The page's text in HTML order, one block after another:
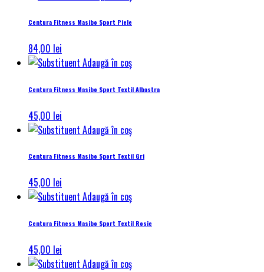
Centura Fitness Masibo Sport Piele
84,00 lei
Adaugă în coș
Centura Fitness Masibo Sport Textil Albastra
45,00 lei
Adaugă în coș
Centura Fitness Masibo Sport Textil Gri
45,00 lei
Adaugă în coș
Centura Fitness Masibo Sport Textil Rosie
45,00 lei
Adaugă în coș